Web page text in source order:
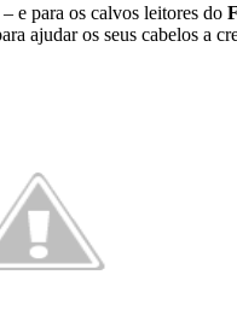
e para os calvos leitores do
ajudar os seus cabelos a